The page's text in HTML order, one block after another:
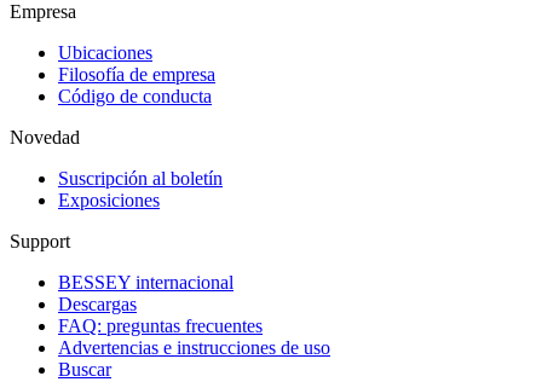
Empresa
Ubicaciones
Filosofía de empresa
Código de conducta
Novedad
Suscripción al boletín
Exposiciones
Support
BESSEY internacional
Descargas
FAQ: preguntas frecuentes
Advertencias e instrucciones de uso
Buscar